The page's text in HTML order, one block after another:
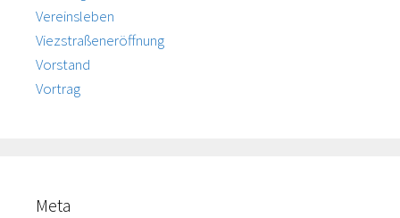
Vereinsleben
Viezstraßeneröffnung
Vorstand
Vortrag
Meta